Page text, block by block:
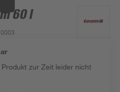
60 l
zur Zeit leider nicht